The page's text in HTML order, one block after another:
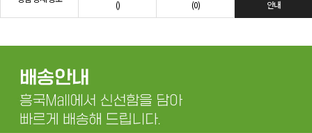
()
(0)
안내